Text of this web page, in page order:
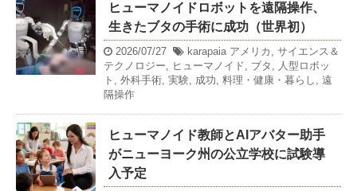
ヒューマノイドロボットを遠隔操作、
生きたブタの手術に成功（世界初）
2026/07/27 karapaia アメリカ , サイエンス＆
テクノロジー, ヒューマノイド, ブタ , 人型ロボッ
ト , 外科手術, 実験, 成功, 料理・健康・暮らし , 遠
隔操作
ヒューマノイド教師とAIアバター助手
がニューヨーク州の公立学校に試験導
入予定